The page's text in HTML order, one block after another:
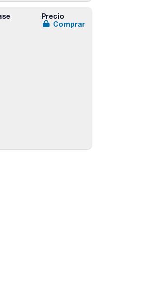
Precio
Comprar